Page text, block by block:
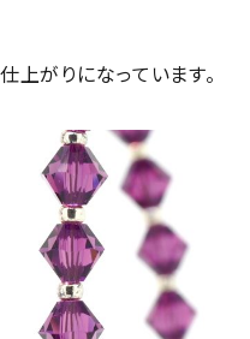
上がりになっています。